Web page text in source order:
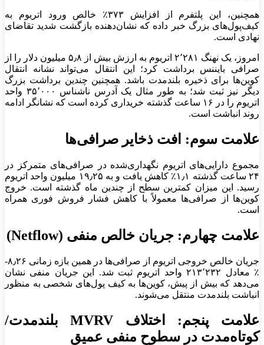
همچنین، این پلتفرم از افزایش ۳۷۳٪ خالص ورود اتریوم به
کیف‌پول‌های بزرگ خبر داده که نشان‌دهنده بازگشت شدید تقاضای
نهادی است.
امروز، یک نهنگ ۲٬۲۸۱ اتریوم به ارزش بیش از ۵٫۸ میلیون دلار را از
صرافی بایننس برداشت کرد؛ این انتقال می‌تواند نشانه انتقال
کوین‌ها برای ذخیره بلندمدت باشد. همچنین چندین برداشت بزرگ
دیگر نیز ثبت شد؛ به طور مثال یک آدرس ناشناس ۳۵٬۰۰۰ واحد
اتریوم را در ۱۶ ساعت گذشته خریداری کرده است که نشانگر ادامه
روند انباشت است.
علامت سوم: افت ذخایر صرافی‌ها
مجموع دارایی‌های اتریوم نگهداری‌شده در صرافی‌های متمرکز در
۲۴ ساعت گذشته ۱٫۱٪ کاهش یافت و به ۱۹٫۲۵ میلیون واحد اتریوم
رسید. این میزان کمترین سطح از چندین ماه گذشته است. خروج
کوین‌ها از صرافی‌ها معمولاً با کاهش فشار فروش فوری همراه
است.
علامت چهارم: جریان خالص منفی (Netflow)
جریان خالص خروجی اتریوم از صرافی‌ها در همین بازه زمانی ۸٫۲۶-
٪ معادل ۲۱۳٬۲۳۲ واحد اتریوم ثبت شد. این جریان منفی نشان
می‌دهد که بیش از پیش، کوین‌ها به کیف پول‌های شخصی به منظور
انباشت بلندمدت منتقل می‌شوند.
علامت پنجم: اختلاف MVRV بلندمدت/
کوتاه‌مدت در سطوح منفی عمیق